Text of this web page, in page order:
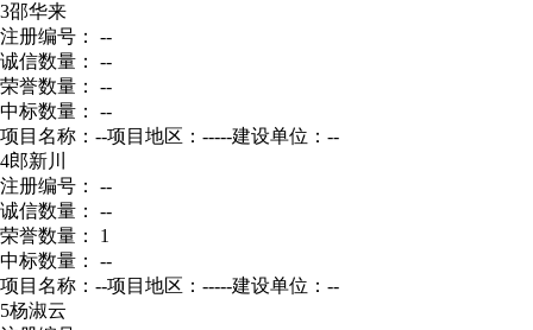
3邵华来
注册编号： --
诚信数量： --
荣誉数量： --
中标数量： --
项目名称：--项目地区：-----建设单位：--
4郎新川
注册编号： --
诚信数量： --
荣誉数量： 1
中标数量： --
项目名称：--项目地区：-----建设单位：--
5杨淑云